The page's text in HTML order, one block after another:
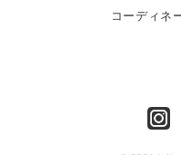
コーディネ